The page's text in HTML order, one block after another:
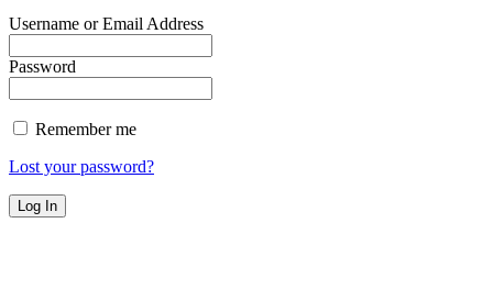
Username or Email Address
Password
Remember me
Lost your password?